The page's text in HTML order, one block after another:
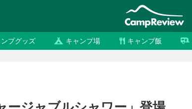
プグッズ キャンプ場 キャンプ飯